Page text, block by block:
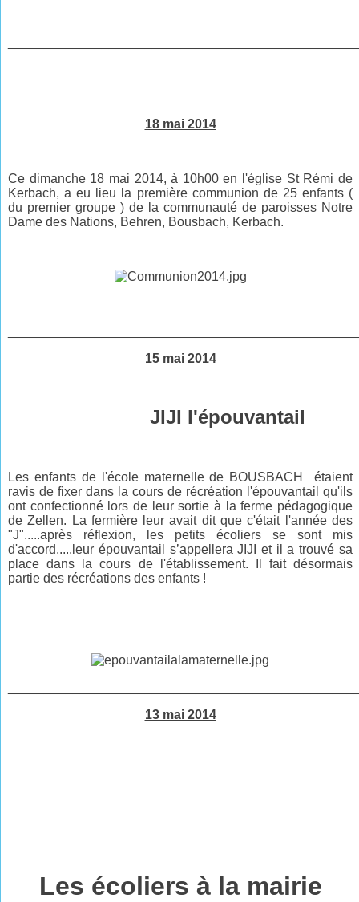
18 mai 2014
Ce dimanche 18 mai 2014, à 10h00 en l'église St Rémi de
Kerbach, a eu lieu la première communion de 25 enfants (
du premier groupe ) de la communauté de paroisses Notre
Dame des Nations, Behren, Bousbach, Kerbach.
15 mai 2014
JIJI l'épouvantail
Les enfants de l'école maternelle de BOUSBACH étaient
ravis de fixer dans la cours de récréation l'épouvantail qu'ils
ont confectionné lors de leur sortie à la ferme pédagogique
de Zellen. La fermière leur avait dit que c'était l'année des
"J".....après réflexion, les petits écoliers se sont mis
d'accord.....leur épouvantail s’appellera JIJI et il a trouvé sa
place dans la cours de l'établissement. Il fait désormais
partie des récréations des enfants !
13 mai 2014
Les écoliers à la mairie